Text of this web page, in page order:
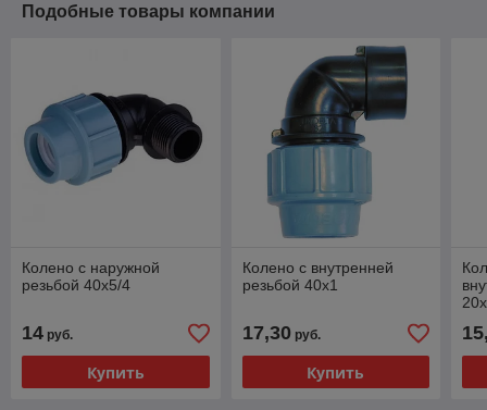
Подобные товары компании
Колено с наружной
резьбой 40х5/4
14 руб.
Купить
Колено с внутренней
резьбой 40х1
17,30руб.
Купить